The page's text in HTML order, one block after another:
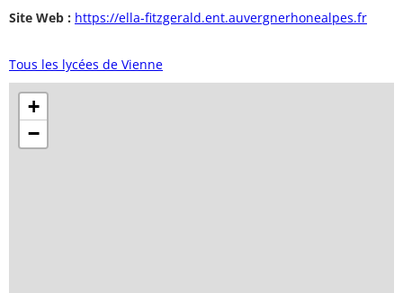
Site Web : https://ella-fitzgerald.ent.auvergnerhonealpes.fr
Tous les lycées de Vienne
+
−